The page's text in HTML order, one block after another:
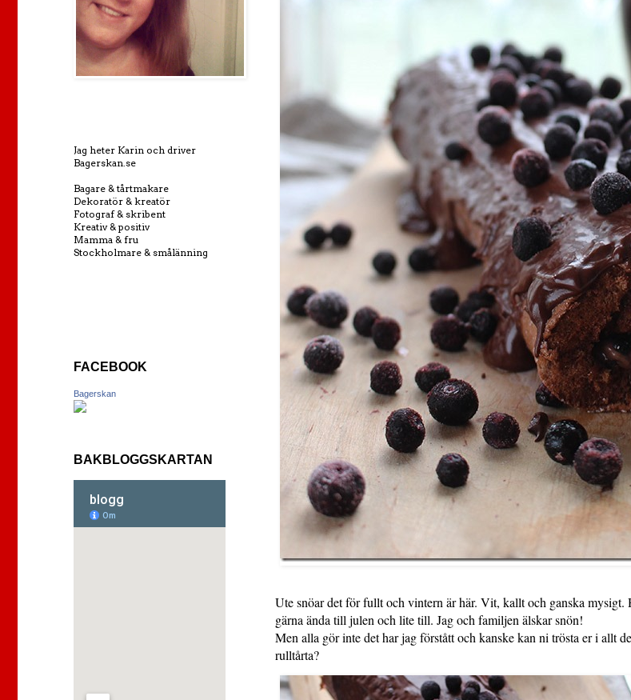
Ute snöar det för fullt och vintern är här. Vit, kallt och ganska mysigt.
gärna ända till julen och lite till. Jag och familjen älskar snön!
Men alla gör inte det har jag förstått och kanske kan ni trösta er i allt
rulltårta?
Jag heter Karin och driver
Bagerskan.se
Bagare & tårtmakare
Dekoratör & kreatör
Fotograf & skribent
Kreativ & positiv
Mamma & fru
Stockholmare & smålänning
FACEBOOK
Bagerskan
BAKBLOGGSKARTAN